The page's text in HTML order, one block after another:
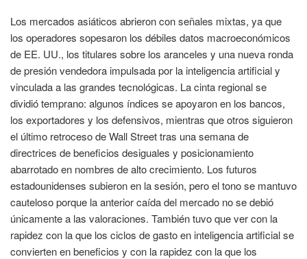
Los mercados asiáticos abrieron con señales mixtas, ya que
los operadores sopesaron los débiles datos macroeconómicos
de EE. UU., los titulares sobre los aranceles y una nueva ronda
de presión vendedora impulsada por la inteligencia artificial y
vinculada a las grandes tecnológicas. La cinta regional se
dividió temprano: algunos índices se apoyaron en los bancos,
los exportadores y los defensivos, mientras que otros siguieron
el último retroceso de Wall Street tras una semana de
directrices de beneficios desiguales y posicionamiento
abarrotado en nombres de alto crecimiento. Los futuros
estadounidenses subieron en la sesión, pero el tono se mantuvo
cauteloso porque la anterior caída del mercado no se debió
únicamente a las valoraciones. También tuvo que ver con la
rapidez con la que los ciclos de gasto en inteligencia artificial se
convierten en beneficios y con la rapidez con la que los